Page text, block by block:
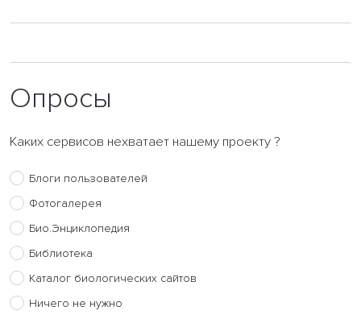
Опросы
Каких сервисов нехватает нашему проекту ?
Блоги пользователей
Фотогалерея
Био.Энциклопедия
Библиотека
Каталог биологических сайтов
Ничего не нужно